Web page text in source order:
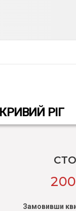
РІГ
Замовивши